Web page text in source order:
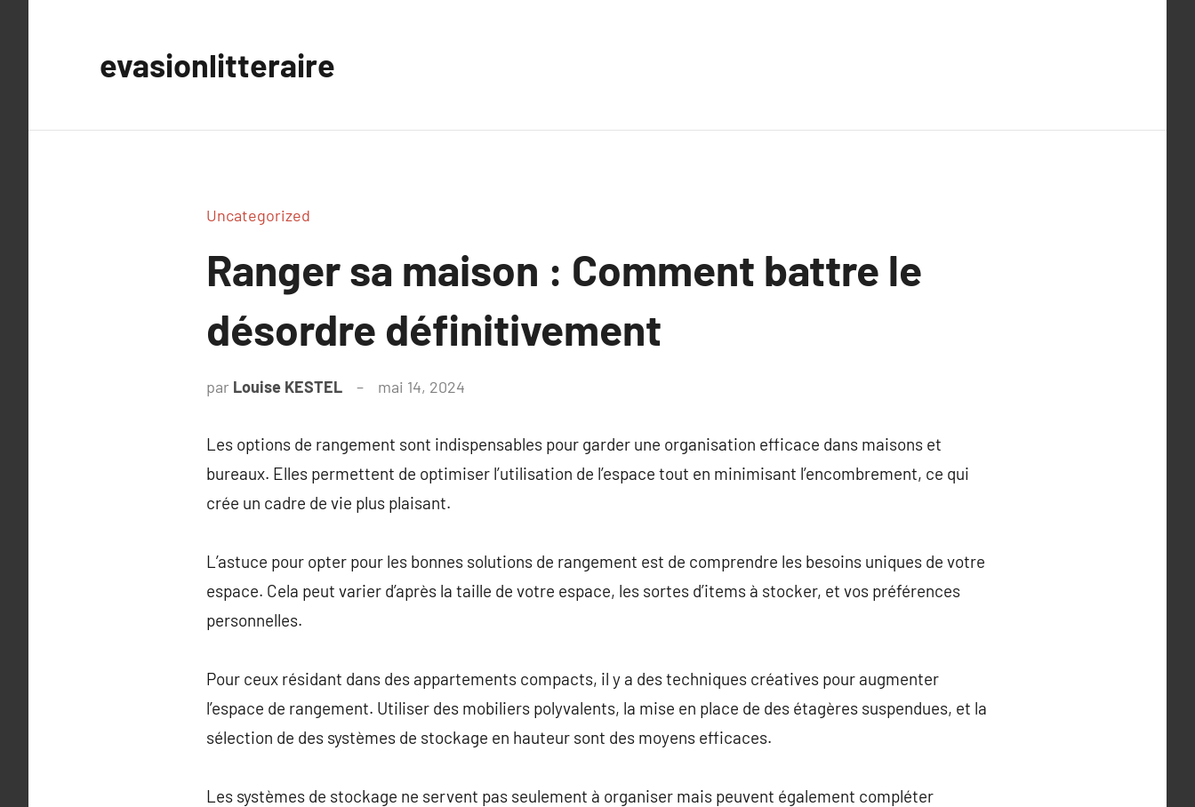
evasionlitteraire
Uncategorized
Ranger sa maison : Comment battre le
désordre définitivement
par Louise KESTEL mai 14, 2024
Les options de rangement sont indispensables pour garder une organisation efficace dans maisons et
bureaux. Elles permettent de optimiser l’utilisation de l’espace tout en minimisant l’encombrement, ce qui
crée un cadre de vie plus plaisant.
L’astuce pour opter pour les bonnes solutions de rangement est de comprendre les besoins uniques de votre
espace. Cela peut varier d’après la taille de votre espace, les sortes d’items à stocker, et vos préférences
personnelles.
Pour ceux résidant dans des appartements compacts, il y a des techniques créatives pour augmenter
l’espace de rangement. Utiliser des mobiliers polyvalents, la mise en place de des étagères suspendues, et la
sélection de des systèmes de stockage en hauteur sont des moyens efficaces.
Les systèmes de stockage ne servent pas seulement à organiser mais peuvent également compléter